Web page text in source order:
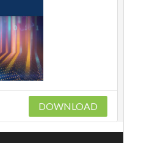
DOWNLOAD